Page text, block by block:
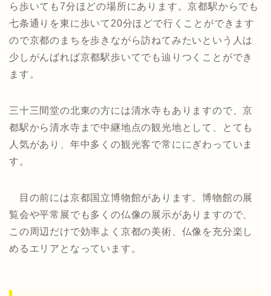
ら歩いても7分ほどの場所にあります。京都駅からでも
七条通りを東に歩いて20分ほどで行くことができます
ので京都のまちを歩きながら訪ねてみたいという人は
少しがんばれば京都駅歩いてでも辿りつくことができ
ます。
三十三間堂の北東の方には清水寺もありますので、京
都駅から清水寺まで中継地点の観光地として、とても
人気があり、年中多くの観光客で常ににぎわっていま
す。
目の前には京都国立博物館があります。博物館の展
覧会や平常展でも多くの仏像の展示がありますので、
この周辺だけで効率よく京都の美術、仏像を充分楽し
めるエリアとなっています。